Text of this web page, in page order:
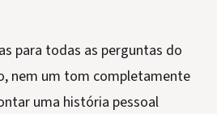
para todas as perguntas do
nem um tom completamente
uma história pessoal